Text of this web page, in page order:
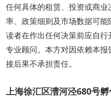
任何具体的租赁、投资或商
率、政策细则及市场数据可能
读者在作出任何决策前应自
专业顾问。本方对因依赖本
接后果不承担责任。
上海徐汇区漕河泾680号